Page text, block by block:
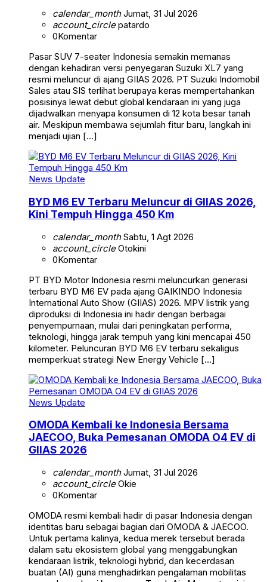
calendar_monthJumat, 31 Jul 2026
account_circlepatardo
0Komentar
Pasar SUV 7-seater Indonesia semakin memanas
dengan kehadiran versi penyegaran Suzuki XL7 yang
resmi meluncur di ajang GIIAS 2026. PT Suzuki Indomobil
Sales atau SIS terlihat berupaya keras mempertahankan
posisinya lewat debut global kendaraan ini yang juga
dijadwalkan menyapa konsumen di 12 kota besar tanah
air. Meskipun membawa sejumlah fitur baru, langkah ini
menjadi ujian […]
News Update
BYD M6 EV Terbaru Meluncur di GIIAS 2026,
Kini Tempuh Hingga 450 Km
calendar_monthSabtu, 1 Agt 2026
account_circleOtokini
0Komentar
PT BYD Motor Indonesia resmi meluncurkan generasi
terbaru BYD M6 EV pada ajang GAIKINDO Indonesia
International Auto Show (GIIAS) 2026. MPV listrik yang
diproduksi di Indonesia ini hadir dengan berbagai
penyempurnaan, mulai dari peningkatan performa,
teknologi, hingga jarak tempuh yang kini mencapai 450
kilometer. Peluncuran BYD M6 EV terbaru sekaligus
memperkuat strategi New Energy Vehicle […]
News Update
OMODA Kembali ke Indonesia Bersama
JAECOO, Buka Pemesanan OMODA O4 EV di
GIIAS 2026
calendar_monthJumat, 31 Jul 2026
account_circleOkie
0Komentar
OMODA resmi kembali hadir di pasar Indonesia dengan
identitas baru sebagai bagian dari OMODA & JAECOO.
Untuk pertama kalinya, kedua merek tersebut berada
dalam satu ekosistem global yang menggabungkan
kendaraan listrik, teknologi hybrid, dan kecerdasan
buatan (AI) guna menghadirkan pengalaman mobilitas